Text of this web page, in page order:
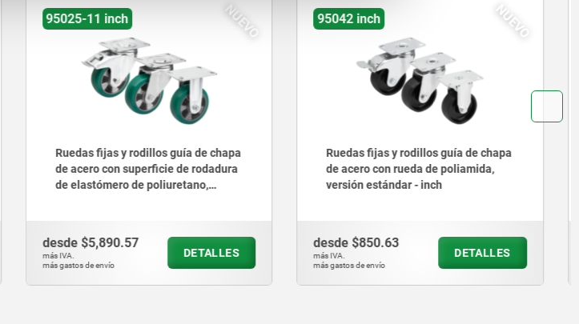
NUEVO
95042 inch
Ruedas fijas y rodillos guía de chapa
de acero con rueda de poliamida,
versión estándar - inch
desde$850.63
más IVA.
más gastos de envío
DETALLES
NUEVO
95026-10 inch
Ruedas fijas y rodillos guía de chapa
de acero con neumáticos de goma
maciza elástica, versión resistente -
desde$4,859.34
más IVA.
más gastos de envío
DETALLES